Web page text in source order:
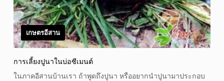
เกษตรอีสาน
การเลี้ยงปูนาในบ่อซีเมนต์
ในภาคอีสานบ้านเรา ถ้าพูดถึงปูนา หรืออยากนำปูนามาประกอบ